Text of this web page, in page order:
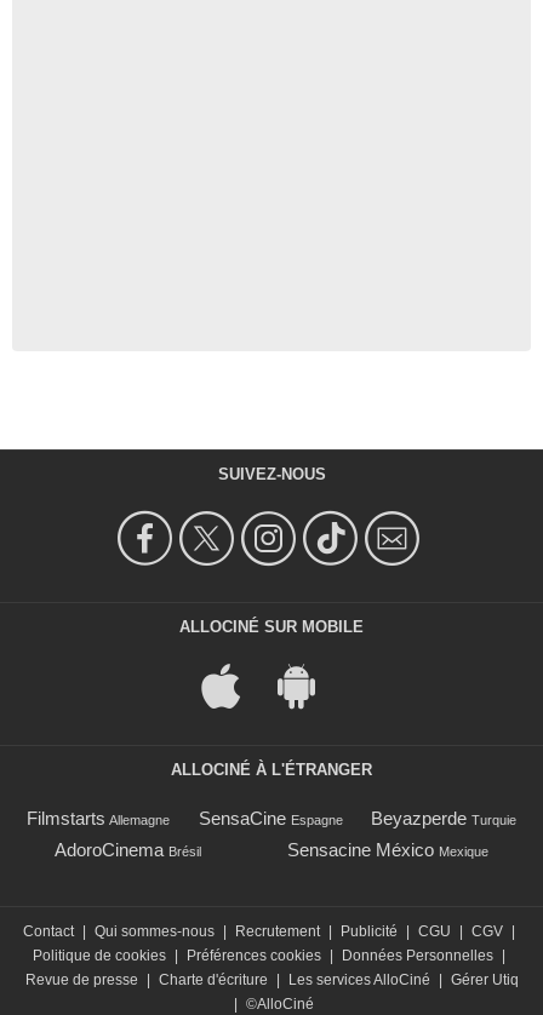
SUIVEZ-NOUS
ALLOCINÉ SUR MOBILE
ALLOCINÉ À L'ÉTRANGER
Filmstarts Allemagne SensaCine Espagne Beyazperde Turquie
AdoroCinema Brésil Sensacine México Mexique
Contact Qui sommes-nous Recrutement Publicité CGU CGV
Politique de cookies
Préférences cookies Données Personnelles
Revue de presse
Charte d'écriture Les services AlloCiné
Gérer Utiq
©AlloCiné